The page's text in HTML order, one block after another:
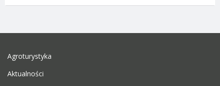
Agroturystyka
Aktualności